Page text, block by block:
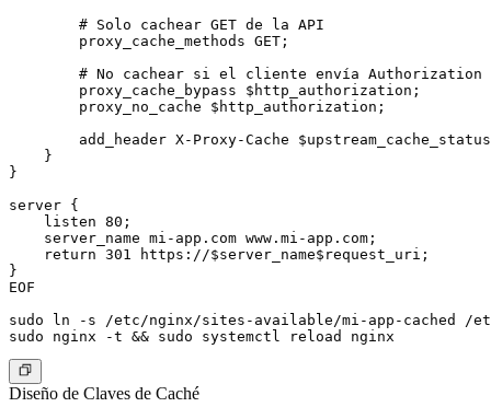
        # Solo cachear GET de la API
        proxy_cache_methods GET;
        # No cachear si el cliente envía Authorization
        proxy_cache_bypass $http_authorization;
        proxy_no_cache $http_authorization;
add_header X-Proxy-Cache
    }
}
server {
    listen 80;
    server_name mi-app.com www.mi-app.com;
    return 301 https://$server_name$request_uri;
}
EOF
sudo ln -s /etc/nginx/sites-available/mi-app-cached /
Diseño de Claves de Caché